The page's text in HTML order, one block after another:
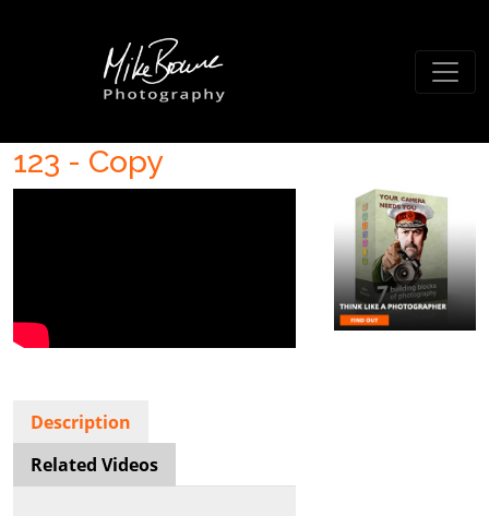
123 - Copy
Description
Related Videos